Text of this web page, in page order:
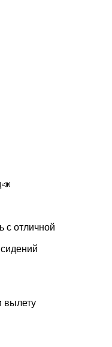
с отличной
вылету